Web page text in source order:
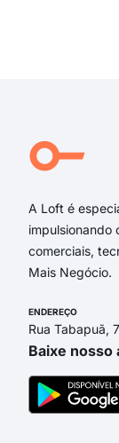
A Loft é
impulsionando
comerciais,
Mais Negócio.
ENDEREÇO
Rua Tabapuã,
Baixe nosso